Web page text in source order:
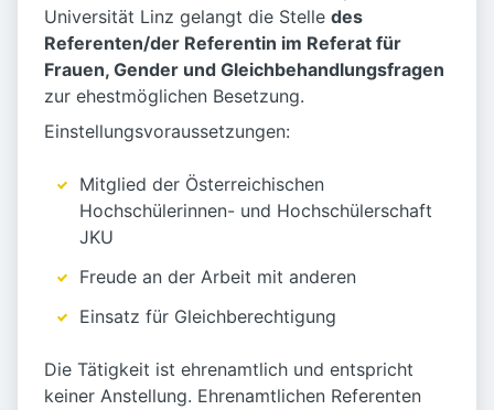
Universität Linz gelangt die Stelle des
Referenten/der Referentin im Referat für
Frauen, Gender und Gleichbehandlungsfragen
zur ehestmöglichen Besetzung.
Einstellungsvoraussetzungen:
Mitglied der Österreichischen
Hochschülerinnen- und Hochschülerschaft
JKU
Freude an der Arbeit mit anderen
Einsatz für Gleichberechtigung
Die Tätigkeit ist ehrenamtlich und entspricht
keiner Anstellung. Ehrenamtlichen Referenten